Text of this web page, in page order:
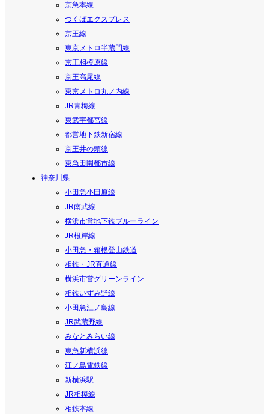
京急本線
つくばエクスプレス
京王線
東京メトロ半蔵門線
京王相模原線
京王高尾線
東京メトロ丸ノ内線
JR青梅線
東武宇都宮線
都営地下鉄新宿線
京王井の頭線
東急田園都市線
神奈川県
小田急小田原線
JR南武線
横浜市営地下鉄ブルーライン
JR根岸線
小田急・箱根登山鉄道
相鉄・JR直通線
横浜市営グリーンライン
相鉄いずみ野線
小田急江ノ島線
JR武蔵野線
みなとみらい線
東急新横浜線
江ノ島電鉄線
新横浜駅
JR相模線
相鉄本線